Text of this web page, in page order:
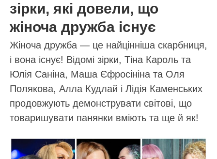
зірки, які довели, що
жіноча дружба існує
Жіноча дружба — це найцінніша скарбниця,
і вона існує! Відомі зірки, Тіна Кароль та
Юлія Саніна, Маша Єфросініна та Оля
Полякова, Алла Кудлай і Лідія Каменських
продовжують демонструвати світові, що
товаришувати панянки вміють та ще й як!